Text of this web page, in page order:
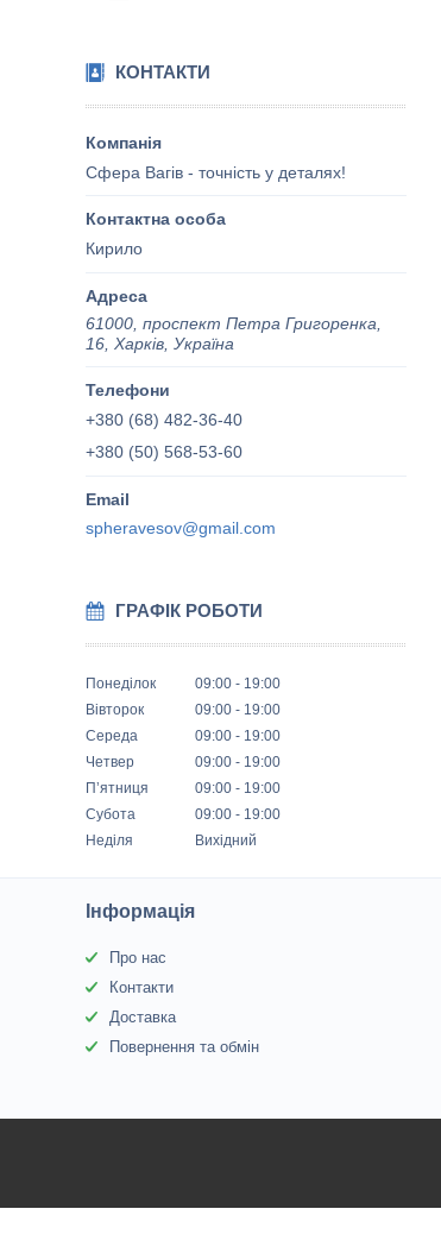
КОНТАКТИ
Сфера Вагів - точність у деталях!
Кирило
61000, проспект Петра Григоренка,
16, Харків, Україна
+380 (68) 482-36-40
+380 (50) 568-53-60
spheravesov@gmail.com
ГРАФІК РОБОТИ
Понеділок 09:00
19:00
Вівторок
09:00
19:00
Середа
09:00
19:00
Четвер
09:00
19:00
Пʼятниця
09:00
19:00
Субота
09:00
19:00
Неділя
Вихідний
Інформація
Про нас
Контакти
Доставка
Повернення та обмін